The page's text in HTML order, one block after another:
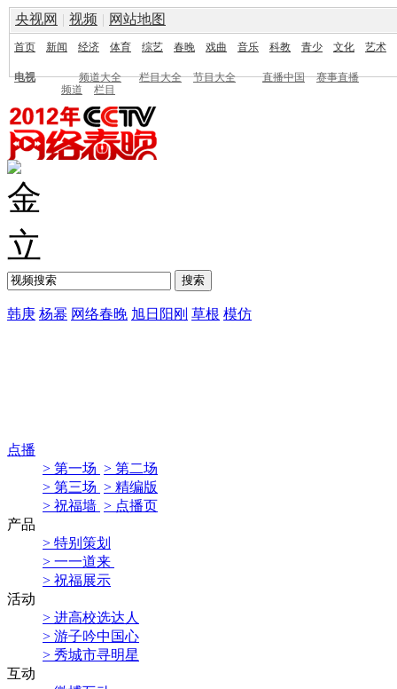
央视网 | 视频 | 网站地图
首页 新闻 经济 体育 综艺 春晚 戏曲 音乐 科教 青少 文化 艺术
电视 频道大全 栏目大全 节目大全 直播中国
赛事直播
频道
栏目
韩庚 杨幂 网络春晚 旭日阳刚 草根 模仿
点播
> 第一场 > 第二场
> 第三场 > 精编版
> 祝福墙 > 点播页
产品
> 特别策划
> 一一道来
> 祝福展示
活动
> 进高校选达人
> 游子吟中国心
> 秀城市寻明星
互动